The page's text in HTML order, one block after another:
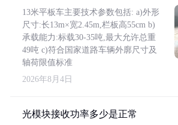
13米平板车主要技术参数包括: a)外形
尺寸:长13m×宽2.45m,栏板高55cm b)
承载能力:标载30-35吨,最大允许总重
49吨 c)符合国家道路车辆外廓尺寸及
轴荷限值标准
2026年8月4日
光模块接收功率多少是正常